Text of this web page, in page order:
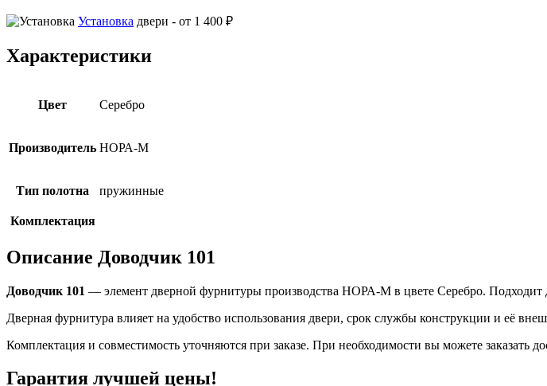
Установка двери - от 1 400 ₽
Характеристики
Цвет Серебро
Производитель НОРА-М
Тип полотна пружинные
Комплектация
Описание Доводчик 101
Доводчик 101 — элемент дверной фурнитуры производства НОРА-М в цвете Серебро. Подходит
Дверная фурнитура влияет на удобство использования двери, срок службы конструкции и её
Комплектация и совместимость уточняются при заказе. При необходимости вы можете заказать
Гарантия лучшей цены!